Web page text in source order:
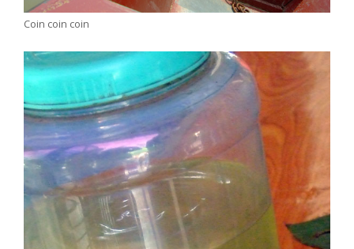
Coin coin coin